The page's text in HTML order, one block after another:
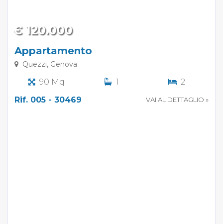
€ 120.000
Appartamento
Quezzi, Genova
90 Mq 1
2
Rif. 005 - 30469
VAI AL DETTAGLIO »